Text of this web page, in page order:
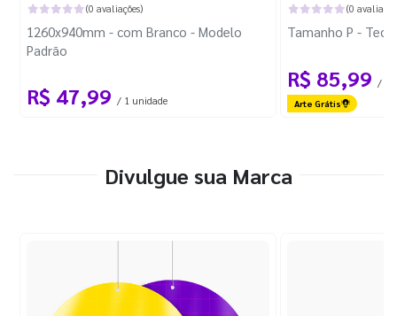
(0 avaliações)
1260x940mm - com Branco - Modelo
Padrão
R$ 47,99 / 1 unidade
(0
Tamanho P -
R$ 85,99 / 1
Arte Grátis
Divulgue sua Marca